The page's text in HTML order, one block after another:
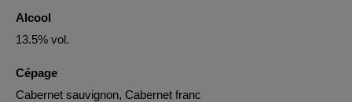
Alcool
13.5% vol.
Cépage
Cabernet sauvignon, Cabernet franc